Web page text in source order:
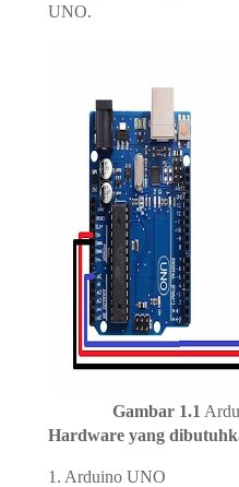
UNO.
Gambar 1.1
Hardware yang
1. Arduino UNO